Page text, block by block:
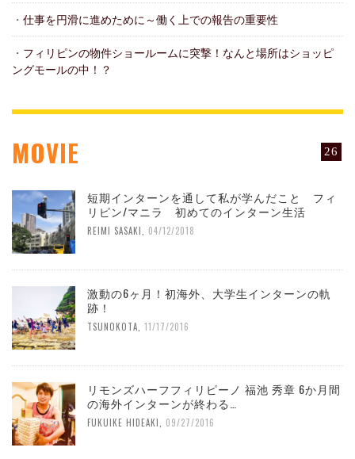
・ 仕事を円滑に進めために～働く上での報告の重要性
・ フィリピンの物件ショールームに突撃！なんと場所はショッピ
ングモールの中！？
26
MOVIE
短期インターンを通して私が学んだこと フィ
リピン/マニラ 初めてのインターン生活
REIMI SASAKI 04/12/2018
激動の6ヶ月！初海外、大学生インターンの軌
跡！
TSUNOKOTA 11/17/2016
リモンズハーフフィリピーノ 福池 秀章 6か月間
の海外インターンが終わる…
FUKUIKE HIDEAKI 09/27/2016